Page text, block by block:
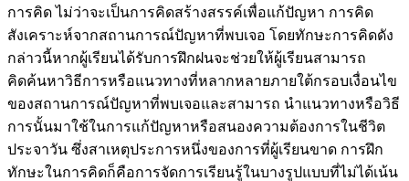
การคิด ไม่ว่าจะเป็นการคิดสร้างสรรค์เพื่อแก้ปัญหา การคิด
สังเคราะห์จากสถานการณ์ปัญหาที่พบเจอ โดยทักษะการคิดดัง
กล่าวนี้หากผู้เรียนได้รับการฝึกฝนจะช่วยให้ผู้เรียนสามารถ
คิดค้นหาวิธีการหรือแนวทางที่หลากหลายภายใต้กรอบเงื่อนไข
ของสถานการณ์ปัญหาที่พบเจอและสามารถ นำแนวทางหรือวิธี
การนั้นมาใช้ในการแก้ปัญหาหรือสนองความต้องการในชีวิต
ประจาวัน ซึ่งสาเหตุประการหนึ่งของการที่ผู้เรียนขาด การฝึก
ทักษะในการคิดก็คือการจัดการเรียนรู้ในบางรูปแบบที่ไม่ได้เน้น